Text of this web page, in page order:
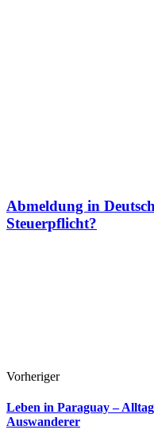
Abmeldung in
Steuerpflicht?
Vorheriger
Leben in Paraguay –
Auswanderer